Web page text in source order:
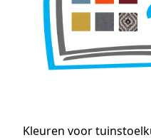
Kleuren voor